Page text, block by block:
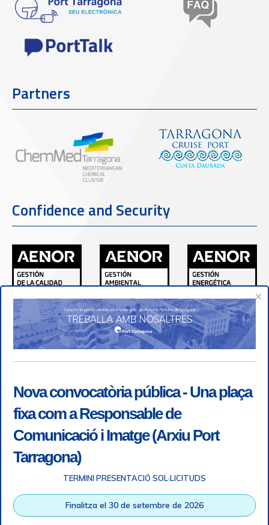
Partners
Confidence and Security
Accessibility Legal note | + info RGPD |Information of
×
Nova convocatòria pública - Una plaça
fixa com a Responsable de
Comunicació i Imatge (Arxiu Port
Tarragona)
TERMINI PRESENTACIÓ SOL·LICITUDS
Finalitza el 30 de setembre de 2026